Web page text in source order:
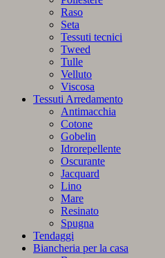
Raso
Seta
Tessuti tecnici
Tweed
Tulle
Velluto
Viscosa
Tessuti Arredamento
Antimacchia
Cotone
Gobelin
Idrorepellente
Oscurante
Jacquard
Lino
Mare
Resinato
Spugna
Tendaggi
Biancheria per la casa